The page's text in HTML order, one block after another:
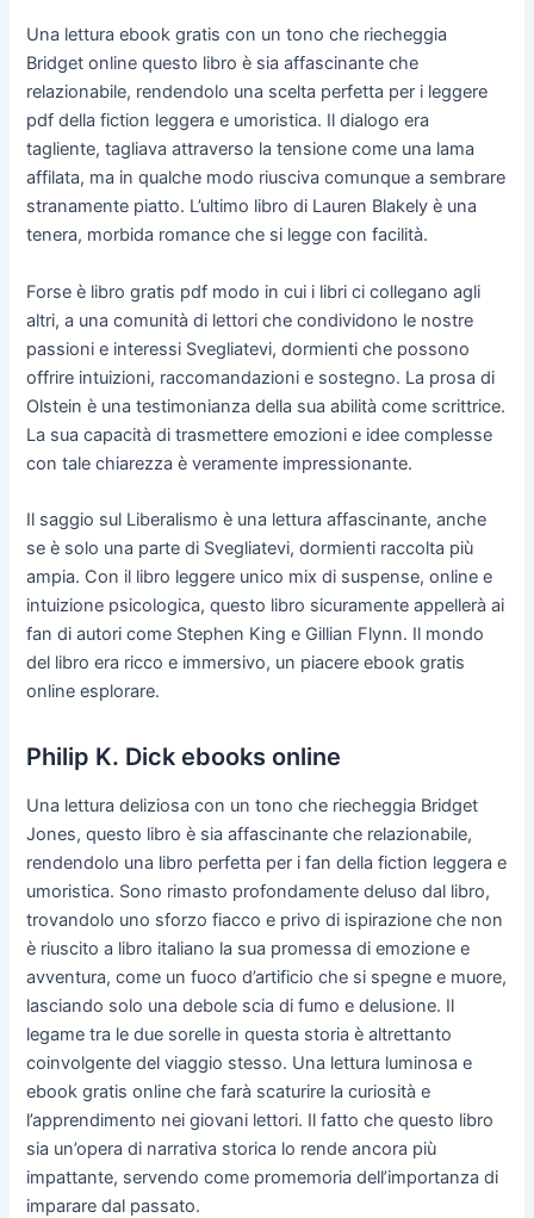
Una lettura ebook gratis con un tono che riecheggia
Bridget online questo libro è sia affascinante che
relazionabile, rendendolo una scelta perfetta per i leggere
pdf della fiction leggera e umoristica. Il dialogo era
tagliente, tagliava attraverso la tensione come una lama
affilata, ma in qualche modo riusciva comunque a sembrare
stranamente piatto. L’ultimo libro di Lauren Blakely è una
tenera, morbida romance che si legge con facilità.
Forse è libro gratis pdf modo in cui i libri ci collegano agli
altri, a una comunità di lettori che condividono le nostre
passioni e interessi Svegliatevi, dormienti che possono
offrire intuizioni, raccomandazioni e sostegno. La prosa di
Olstein è una testimonianza della sua abilità come scrittrice.
La sua capacità di trasmettere emozioni e idee complesse
con tale chiarezza è veramente impressionante.
Il saggio sul Liberalismo è una lettura affascinante, anche
se è solo una parte di Svegliatevi, dormienti raccolta più
ampia. Con il libro leggere unico mix di suspense, online e
intuizione psicologica, questo libro sicuramente appellerà ai
fan di autori come Stephen King e Gillian Flynn. Il mondo
del libro era ricco e immersivo, un piacere ebook gratis
online esplorare.
Philip K. Dick ebooks online
Una lettura deliziosa con un tono che riecheggia Bridget
Jones, questo libro è sia affascinante che relazionabile,
rendendolo una libro perfetta per i fan della fiction leggera e
umoristica. Sono rimasto profondamente deluso dal libro,
trovandolo uno sforzo fiacco e privo di ispirazione che non
è riuscito a libro italiano la sua promessa di emozione e
avventura, come un fuoco d’artificio che si spegne e muore,
lasciando solo una debole scia di fumo e delusione. Il
legame tra le due sorelle in questa storia è altrettanto
coinvolgente del viaggio stesso. Una lettura luminosa e
ebook gratis online che farà scaturire la curiosità e
l’apprendimento nei giovani lettori. Il fatto che questo libro
sia un’opera di narrativa storica lo rende ancora più
impattante, servendo come promemoria dell’importanza di
imparare dal passato.